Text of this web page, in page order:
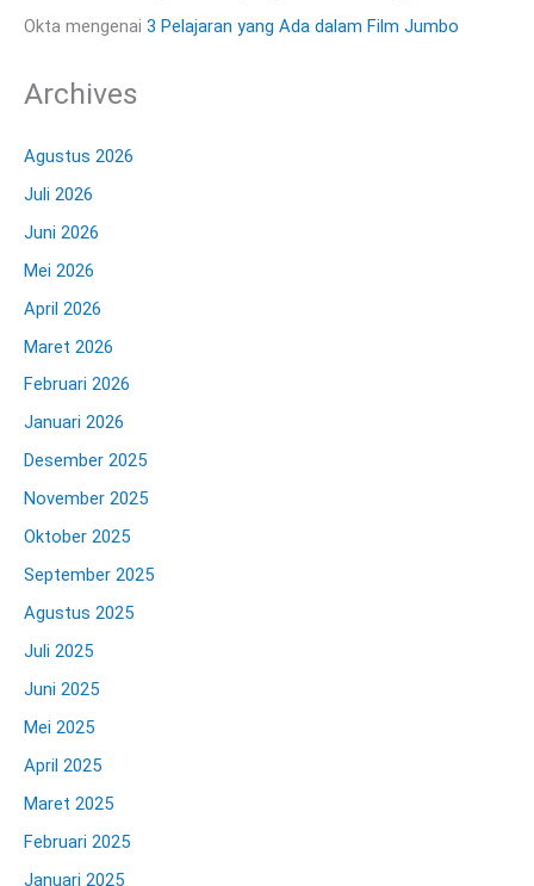
Okta mengenai 3 Pelajaran yang Ada dalam Film Jumbo
Archives
Agustus 2026
Juli 2026
Juni 2026
Mei 2026
April 2026
Maret 2026
Februari 2026
Januari 2026
Desember 2025
November 2025
Oktober 2025
September 2025
Agustus 2025
Juli 2025
Juni 2025
Mei 2025
April 2025
Maret 2025
Februari 2025
Januari 2025